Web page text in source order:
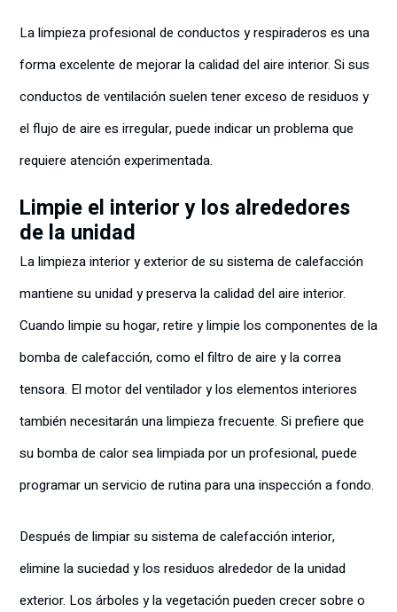
La limpieza profesional de conductos y respiraderos es una
forma excelente de mejorar la calidad del aire interior. Si sus
conductos de ventilación suelen tener exceso de residuos y
el flujo de aire es irregular, puede indicar un problema que
requiere atención experimentada.
Limpie el interior y los alrededores
de la unidad
La limpieza interior y exterior de su sistema de calefacción
mantiene su unidad y preserva la calidad del aire interior.
Cuando limpie su hogar, retire y limpie los componentes de la
bomba de calefacción, como el filtro de aire y la correa
tensora. El motor del ventilador y los elementos interiores
también necesitarán una limpieza frecuente. Si prefiere que
su bomba de calor sea limpiada por un profesional, puede
programar un servicio de rutina para una inspección a fondo.
Después de limpiar su sistema de calefacción interior,
elimine la suciedad y los residuos alrededor de la unidad
exterior. Los árboles y la vegetación pueden crecer sobre o